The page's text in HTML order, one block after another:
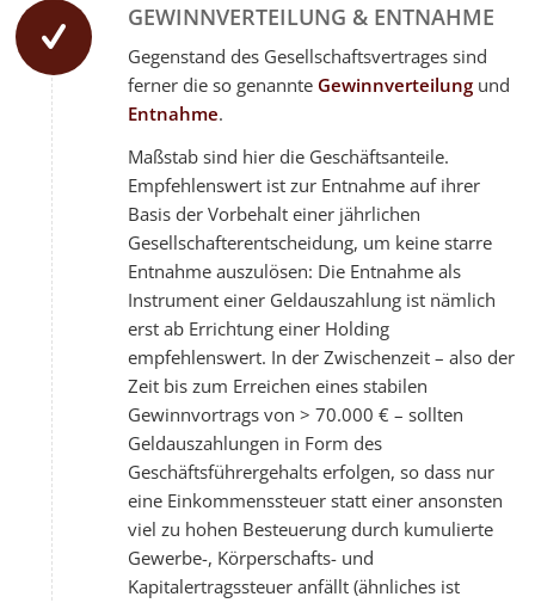
GEWINNVERTEILUNG & ENTNAHME
Gegenstand des Gesellschaftsvertrages sind
ferner die so genannte Gewinnverteilung und
Entnahme.
Maßstab sind hier die Geschäftsanteile.
Empfehlenswert ist zur Entnahme auf ihrer
Basis der Vorbehalt einer jährlichen
Gesellschafterentscheidung, um keine starre
Entnahme auszulösen: Die Entnahme als
Instrument einer Geldauszahlung ist nämlich
erst ab Errichtung einer Holding
empfehlenswert. In der Zwischenzeit – also der
Zeit bis zum Erreichen eines stabilen
Gewinnvortrags von > 70.000 € – sollten
Geldauszahlungen in Form des
Geschäftsführergehalts erfolgen, so dass nur
eine Einkommenssteuer statt einer ansonsten
viel zu hohen Besteuerung durch kumulierte
Gewerbe-, Körperschafts- und
Kapitalertragssteuer anfällt (ähnliches ist